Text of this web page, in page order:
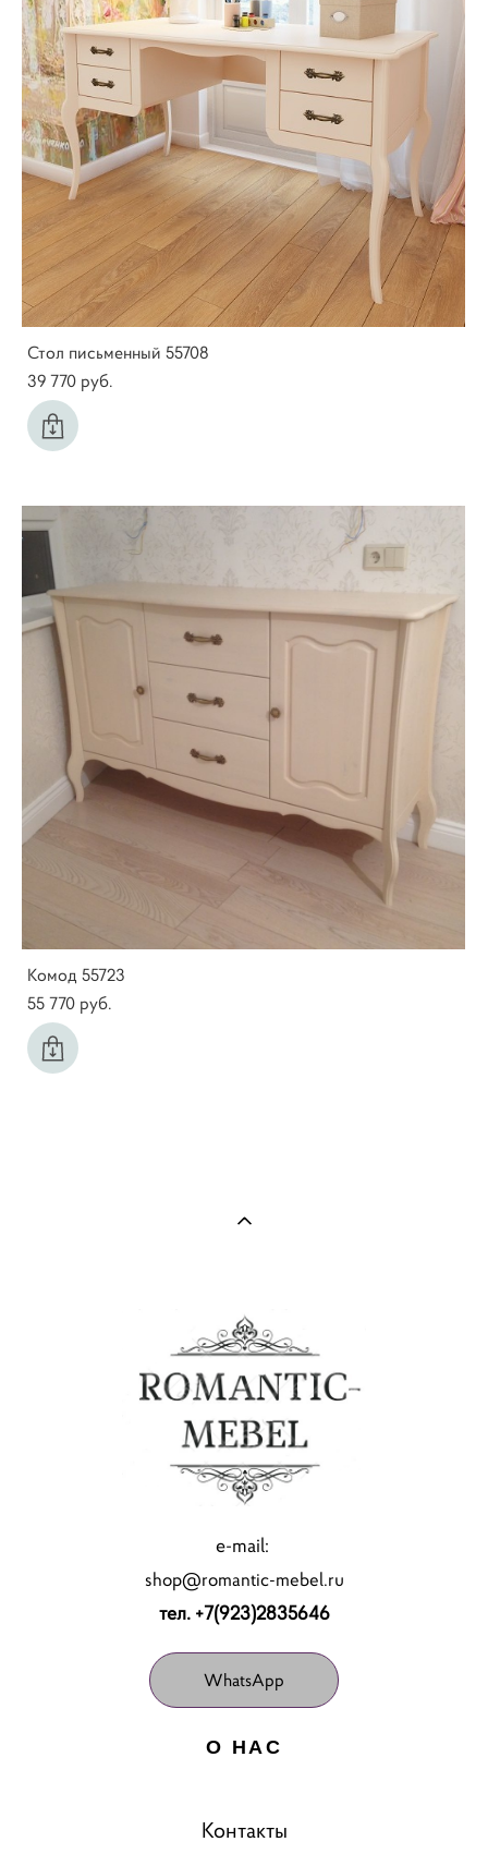
Стол письменный 55708
39 770 pуб.
Комод 55723
55 770 pуб.
e-mail:
shop@romantic-mebel.ru
тел. +7(923)2835646
WhatsApp
О НАС
Контакты